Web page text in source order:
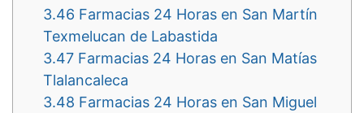
3.46 Farmacias 24 Horas en San Martín
Texmelucan de Labastida
3.47 Farmacias 24 Horas en San Matías
Tlalancaleca
3.48 Farmacias 24 Horas en San Miguel